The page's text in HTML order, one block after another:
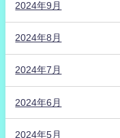
2024年9月
2024年8月
2024年7月
2024年6月
2024年5月